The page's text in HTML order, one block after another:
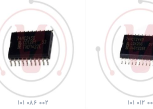
۰۱۲ ۰۰۵ ۱۰۱ ۰۸۶ ۰۰۲